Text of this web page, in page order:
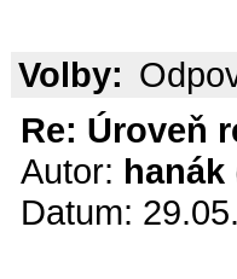
Volby:
Re: Úroveň
Autor: hanák
Datum: